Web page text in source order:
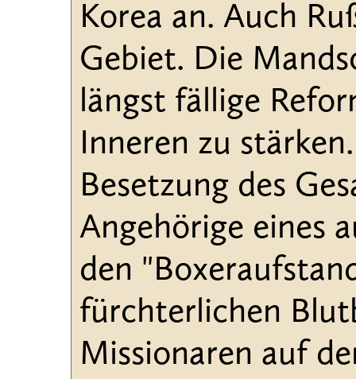
Korea an. Auch
Gebiet. Die
längst fällige
Inneren zu
Besetzung des
Angehörige eines
den
fürchterlichen
Missionaren auf